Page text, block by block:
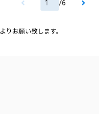
/6
よりお願い致します。